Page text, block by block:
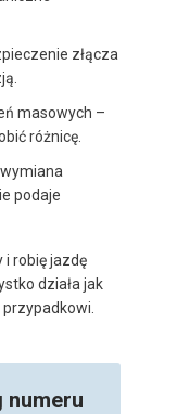
złącza
masowych –
różnicę.
podaje
i robię jazdę
działa jak
numeru